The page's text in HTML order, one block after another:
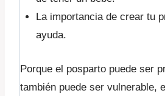
La importancia de crear tu
ayuda.
Porque el posparto puede ser
también puede ser vulnerable,